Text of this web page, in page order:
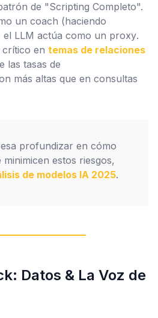
de "Scripting Completo".
un coach (haciendo
LLM actúa como un proxy.
crítico en temas de relaciones
las tasas de
más altas que en consultas
profundizar en cómo
estos riesgos,
de modelos IA 2025.
Datos & La Voz de